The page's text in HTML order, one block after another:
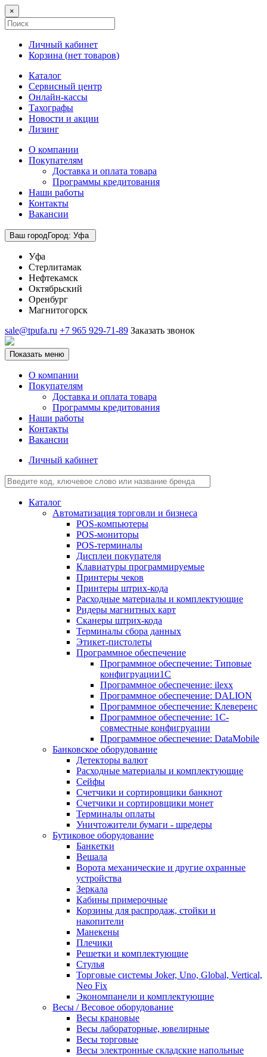
×
Личный кабинет
Корзина (нет товаров)
Каталог
Сервисный центр
Онлайн-кассы
Тахографы
Новости и акции
Лизинг
О компании
Покупателям
Доставка и оплата товара
Программы кредитования
Наши работы
Контакты
Вакансии
Ваш городГород: Уфа
Уфа
Стерлитамак
Нефтекамск
Октябрьский
Оренбург
Магнитогорск
sale@tpufa.ru +7 965 929-71-89 Заказать звонок
Показать меню
О компании
Покупателям
Доставка и оплата товара
Программы кредитования
Наши работы
Контакты
Вакансии
Личный кабинет
Каталог
Автоматизация торговли и бизнеса
POS-компьютеры
POS-мониторы
POS-терминалы
Дисплеи покупателя
Клавиатуры программируемые
Принтеры чеков
Принтеры штрих-кода
Расходные материалы и комплектующие
Ридеры магнитных карт
Сканеры штрих-кода
Терминалы сбора данных
Этикет-пистолеты
Программное обеспечение
Программное обеспечение: Типовые
конфигруации1С
Программное обеспечение: ilexx
Программное обеспечение: DALION
Программное обеспечение: Клеверенс
Программное обеспечение: 1С-
совместные конфигруации
Программное обеспечение: DataMobile
Банковское оборудование
Детекторы валют
Расходные материалы и комплектующие
Сейфы
Счетчики и сортировщики банкнот
Счетчики и сортировщики монет
Терминалы оплаты
Уничтожители бумаги - шредеры
Бутиковое оборудование
Банкетки
Вешала
Ворота механические и другие охранные
устройства
Зеркала
Кабины примерочные
Корзины для распродаж, стойки и
накопители
Манекены
Плечики
Решетки и комплектующие
Стулья
Торговые системы Joker, Uno, Global, Vertical,
Neo Fix
Экономпанели и комплектующие
Весы / Весовое оборудование
Весы крановые
Весы лабораторные, ювелирные
Весы торговые
Весы электронные складские напольные